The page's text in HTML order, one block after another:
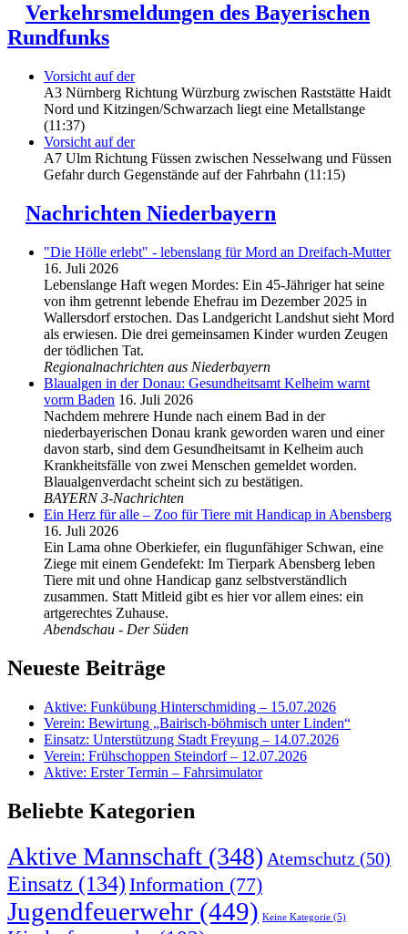
Verkehrsmeldungen des Bayerischen
Rundfunks
Vorsicht auf der
A3 Nürnberg Richtung Würzburg zwischen Raststätte Haidt
Nord und Kitzingen/Schwarzach liegt eine Metallstange
(11:37)
Vorsicht auf der
A7 Ulm Richtung Füssen zwischen Nesselwang und Füssen
Gefahr durch Gegenstände auf der Fahrbahn (11:15)
Nachrichten Niederbayern
"Die Hölle erlebt" - lebenslang für Mord an Dreifach-Mutter
16. Juli 2026
Lebenslange Haft wegen Mordes: Ein 45-Jähriger hat seine
von ihm getrennt lebende Ehefrau im Dezember 2025 in
Wallersdorf erstochen. Das Landgericht Landshut sieht Mord
als erwiesen. Die drei gemeinsamen Kinder wurden Zeugen
der tödlichen Tat.
Regionalnachrichten aus Niederbayern
Blaualgen in der Donau: Gesundheitsamt Kelheim warnt
vorm Baden 16. Juli 2026
Nachdem mehrere Hunde nach einem Bad in der
niederbayerischen Donau krank geworden waren und einer
davon starb, sind dem Gesundheitsamt in Kelheim auch
Krankheitsfälle von zwei Menschen gemeldet worden.
Blaualgenverdacht scheint sich zu bestätigen.
BAYERN 3-Nachrichten
Ein Herz für alle – Zoo für Tiere mit Handicap in Abensberg
16. Juli 2026
Ein Lama ohne Oberkiefer, ein flugunfähiger Schwan, eine
Ziege mit einem Gendefekt: Im Tierpark Abensberg leben
Tiere mit und ohne Handicap ganz selbstverständlich
zusammen. Statt Mitleid gibt es hier vor allem eines: ein
artgerechtes Zuhause.
Abendschau - Der Süden
Neueste Beiträge
Aktive: Funkübung Hinterschmiding – 15.07.2026
Verein: Bewirtung „Bairisch-böhmisch unter Linden“
Einsatz: Unterstützung Stadt Freyung – 14.07.2026
Verein: Frühschoppen Steindorf – 12.07.2026
Aktive: Erster Termin – Fahrsimulator
Beliebte Kategorien
Aktive Mannschaft (348) Atemschutz (50)
Einsatz (134) Information (77)
Jugendfeuerwehr (449) Keine Kategorie (5)